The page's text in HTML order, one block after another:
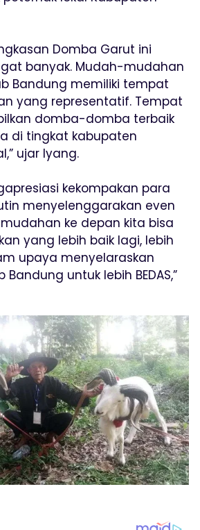
Domba Garut ini
banyak. Mudah-mudahan
Bandung memiliki tempat
yang representatif. Tempat
domba-domba terbaik
di tingkat kabupaten
ujar Iyang.
kekompakan para
menyelenggarakan even
ke depan kita bisa
yang lebih baik lagi, lebih
upaya menyelaraskan
untuk lebih BEDAS,”